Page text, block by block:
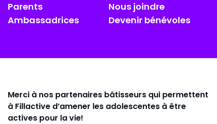
Parents
Ambassadrices
Nous joindre
Devenir bénévoles
Merci à nos partenaires bâtisseurs qui permettent
à Fillactive d’amener les adolescentes à être
actives pour la vie!